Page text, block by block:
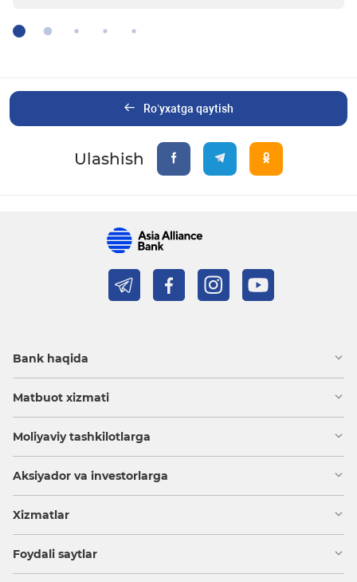
Ro’yxatga qaytish
Ulashish
Bank haqida
Matbuot xizmati
Moliyaviy tashkilotlarga
Aksiyador va investorlarga
Xizmatlar
Foydali saytlar